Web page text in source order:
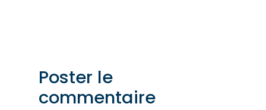
Poster le
commentaire